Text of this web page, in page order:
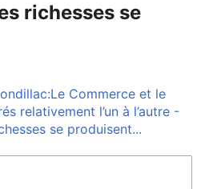
richesses se
Commerce et le
relativement l’un à l’autre -
se produisent...